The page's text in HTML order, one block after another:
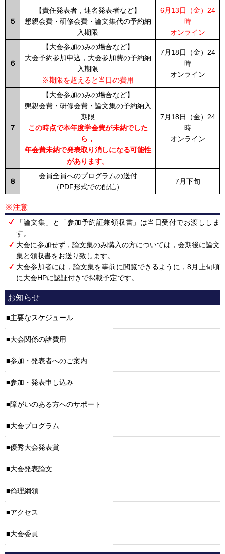
５
【責任発表者，連名発表者など】
懇親会費・研修会費・論文集代の予約納
入期限
6月13日（金）24
時
オンライン
６
【大会参加のみの場合など】
大会予約参加申込，大会参加費の予約納
入期限
※期限を超えると当日の費用
7月18日（金）24
時
オンライン
７
【大会参加のみの場合など】
懇親会費・研修会費・論文集の予約納入
期限
この時点で本年度学会費が未納でした
ら，
年会費未納で発表取り消しになる可能性
があります。
7月18日（金）24
時
オンライン
８
会員全員へのプログラムの送付
（PDF形式での配信）
7月下旬
※注意
「論文集」と「参加予約証兼領収書」は当日受付でお渡ししま
す。
大会に参加せず，論文集のみ購入の方については，会期後に論文
集と領収書をお送り致します。
大会参加者には，論文集を事前に閲覧できるように，8月上旬頃
に大会HPに認証付きで掲載予定です。
お知らせ
主要なスケジュール
大会関係の諸費用
参加・発表者へのご案内
参加・発表申し込み
障がいのある方へのサポート
大会プログラム
優秀大会発表賞
大会発表論文
倫理綱領
アクセス
大会委員